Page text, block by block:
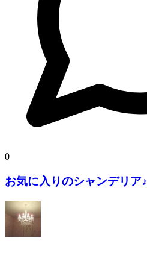
0
お気に入りのシャンデリア♪